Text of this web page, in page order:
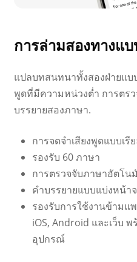
การล่ามสองทางแ
แปลบทสนทนาทั้งสองฝ่ายแบ
พูดที่มีความหน่วงต่ำ การตร
บรรยายสองภาษา.
การจดจำเสียงพูดแบบเรี
รองรับ 60 ภาษา
การตรวจจับภาษาอัตโน
คำบรรยายแบบแบ่งหน้า
รองรับการใช้งานข้ามแ
iOS, Android และเว็บ
อุปกรณ์